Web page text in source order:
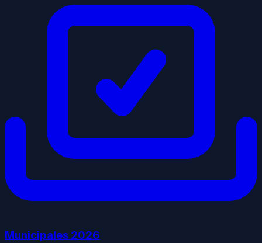
Municipales 2026